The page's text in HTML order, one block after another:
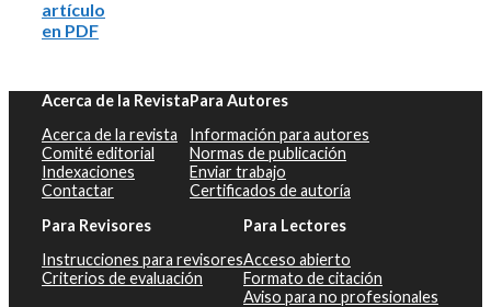
artículo
en PDF
Acerca de la Revista
Acerca de la revista
Comité editorial
Indexaciones
Contactar
Para Autores
Información para autores
Normas de publicación
Enviar trabajo
Certificados de autoría
Para Revisores
Instrucciones para revisores
Criterios de evaluación
Para Lectores
Acceso abierto
Formato de citación
Aviso para no profesionales